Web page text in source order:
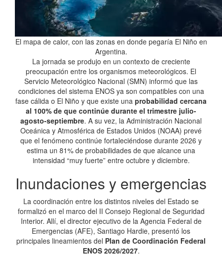
El mapa de calor, con las zonas en donde pegaría El Niño en
Argentina.
La jornada se produjo en un contexto de creciente
preocupación entre los organismos meteorológicos. El
Servicio Meteorológico Nacional (SMN) informó que las
condiciones del sistema ENOS ya son compatibles con una
fase cálida o El Niño y que existe una probabilidad cercana
al 100% de que continúe durante el trimestre julio-
agosto-septiembre. A su vez, la Administración Nacional
Oceánica y Atmosférica de Estados Unidos (NOAA) prevé
que el fenómeno continúe fortaleciéndose durante 2026 y
estima un 81% de probabilidades de que alcance una
intensidad “muy fuerte” entre octubre y diciembre.
Inundaciones y emergencias
La coordinación entre los distintos niveles del Estado se
formalizó en el marco del II Consejo Regional de Seguridad
Interior. Allí, el director ejecutivo de la Agencia Federal de
Emergencias (AFE), Santiago Hardie, presentó los
principales lineamientos del Plan de Coordinación Federal
ENOS 2026/2027.